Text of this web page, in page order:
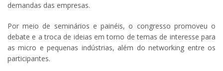
demandas das empresas.
Por meio de seminários e painéis, o congresso promoveu o
debate e a troca de ideias em torno de temas de interesse para
as micro e pequenas indústrias, além do networking entre os
participantes.